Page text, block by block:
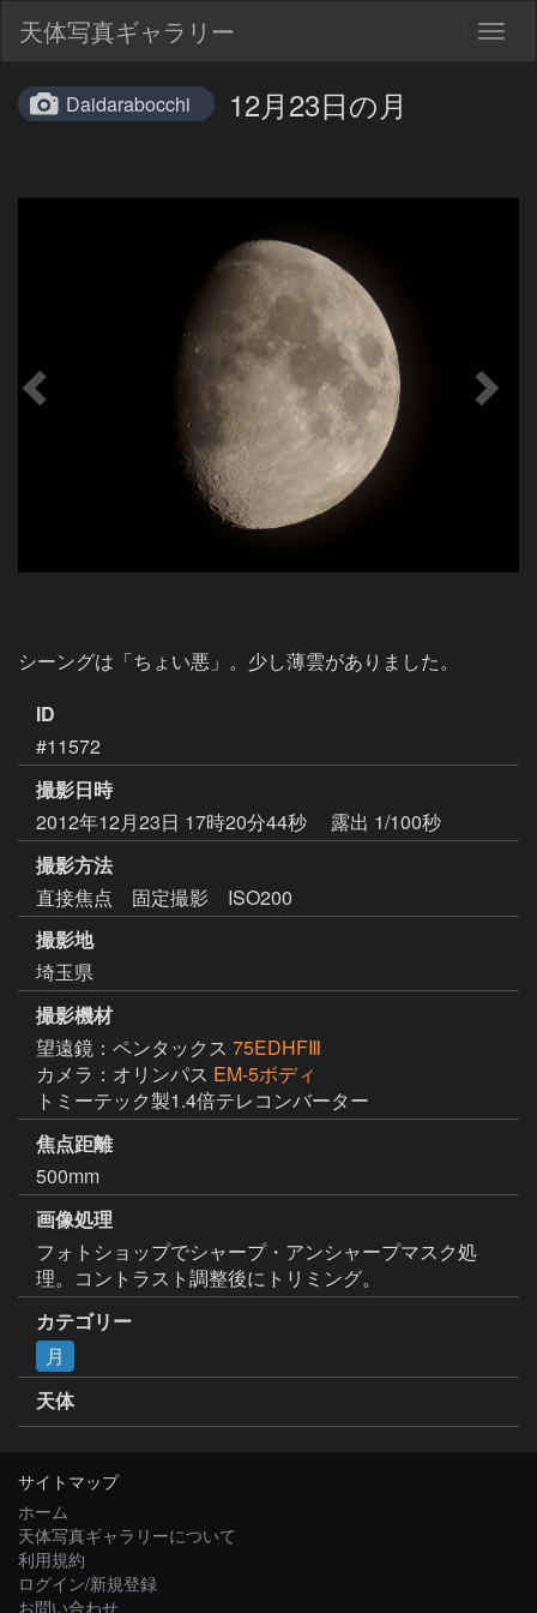
天体写真ギャラリー
Daidarabocchi 12月23日の月
シーングは「ちょい悪」。少し薄雲がありました。
ID
#11572
撮影日時
2012年12月23日 17時20分44秒
露出 1/100秒
撮影方法
直接焦点 固定撮影 ISO200
撮影地
埼玉県
撮影機材
望遠鏡：ペンタックス 75EDHFⅢ
カメラ：オリンパス EM-5ボディ
トミーテック製1.4倍テレコンバーター
焦点距離
500mm
画像処理
フォトショップでシャープ・アンシャープマスク処
理。コントラスト調整後にトリミング。
カテゴリー
月
天体
サイトマップ
ホーム
天体写真ギャラリーについて
利用規約
ログイン/新規登録
お問い合わせ